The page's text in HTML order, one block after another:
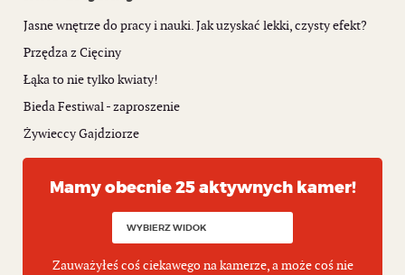
Jasne wnętrze do pracy i nauki. Jak uzyskać lekki, czysty efekt?
Przędza z Cięciny
Łąka to nie tylko kwiaty!
Bieda Festiwal - zaproszenie
Żywieccy Gajdziorze
Mamy obecnie 25 aktywnych kamer!
Zauważyłeś coś ciekawego na kamerze, a może coś nie